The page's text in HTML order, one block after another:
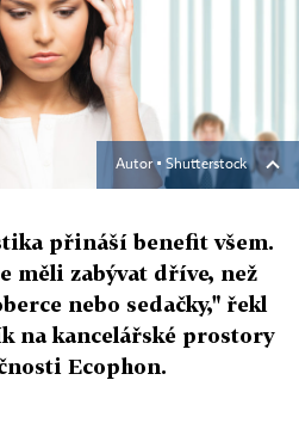
Autor ▪ Shutterstock
přináší benefit všem.
měli zabývat dříve, než
nebo sedačky," řekl
na kancelářské prostory
Ecophon.